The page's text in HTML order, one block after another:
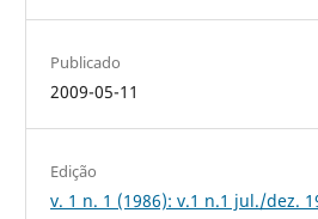
Publicado
2009-05-11
Edição
v. 1 n. 1 (1986): v.1 n.1 jul./dez.